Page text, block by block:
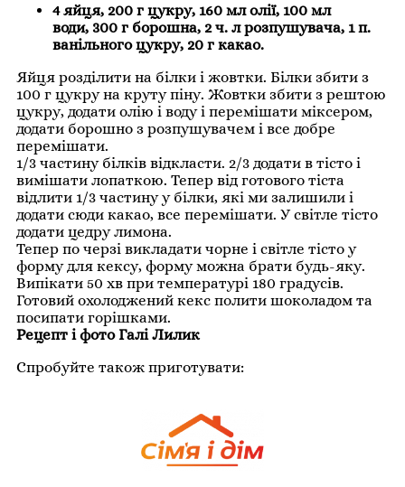
4 яйця, 200 г цукру, 160 мл олії, 100 мл
води, 300 г борошна, 2 ч. л розпушувача, 1 п.
ванільного цукру, 20 г какао.
Яйця розділити на білки і жовтки. Білки збити з
100 г цукру на круту піну. Жовтки збити з рештою
цукру, додати олію і воду і перемішати міксером,
додати борошно з розпушувачем і все добре
перемішати.
1/3 частину білків відкласти. 2/3 додати в тісто і
вимішати лопаткою. Тепер від готового тіста
відлити 1/3 частину у білки, які ми залишили і
додати сюди какао, все перемішати. У світле тісто
додати цедру лимона.
Тепер по черзі викладати чорне і світле тісто у
форму для кексу, форму можна брати будь-яку.
Випікати 50 хв при температурі 180 градусів.
Готовий охолоджений кекс полити шоколадом та
посипати горішками.
Рецепт і фото Галі Лилик
Спробуйте також приготувати: